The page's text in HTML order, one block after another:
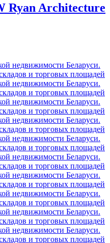
Ryan Architecture
недвижимости Беларуси.
и торговых площадей
недвижимости Беларуси.
и торговых площадей
недвижимости Беларуси.
и торговых площадей
недвижимости Беларуси.
и торговых площадей
недвижимости Беларуси.
и торговых площадей
недвижимости Беларуси.
и торговых площадей
недвижимости Беларуси.
и торговых площадей
недвижимости Беларуси.
и торговых площадей
недвижимости Беларуси.
и торговых площадей
недвижимости Беларуси.
и торговых площадей